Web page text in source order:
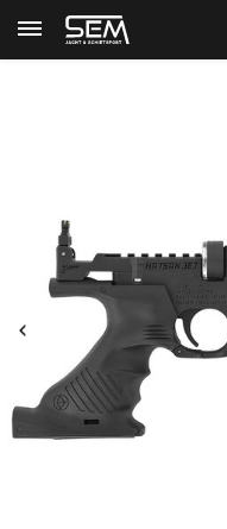
Terug Home